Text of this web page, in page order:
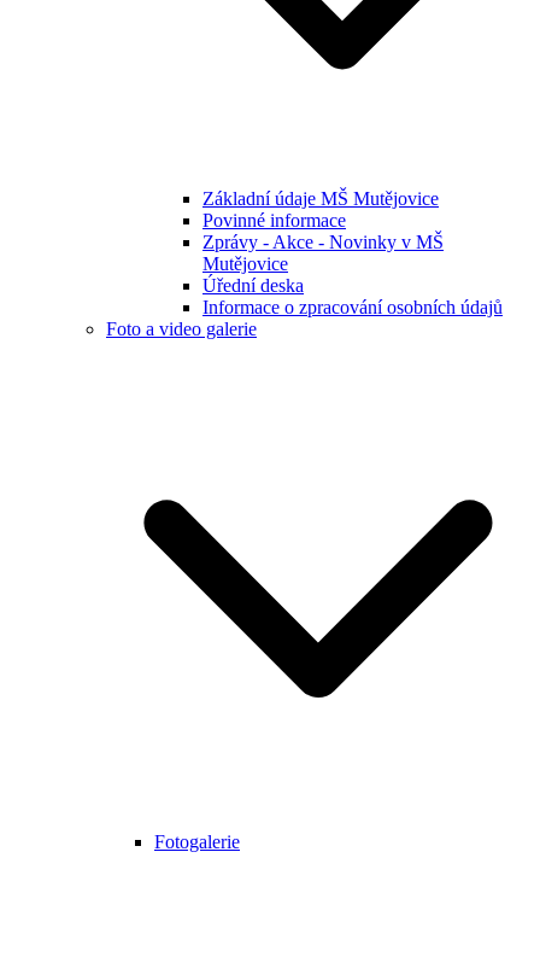
Základní údaje MŠ Mutějovice
Povinné informace
Zprávy - Akce - Novinky v MŠ
Mutějovice
Úřední deska
Informace o zpracování osobních údajů
Foto a video galerie
Fotogalerie